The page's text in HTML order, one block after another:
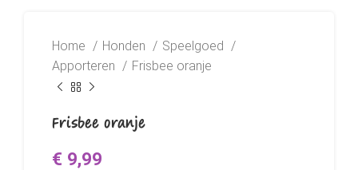
Home Honden
Speelgoed
Apporteren
Frisbee oranje
Frisbee oranje
€ 9,99